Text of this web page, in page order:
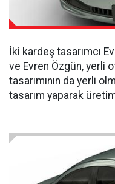
İki kardeş tasarımcı
ve Evren Özgün, yerli
tasarımının da yerli
tasarım yaparak